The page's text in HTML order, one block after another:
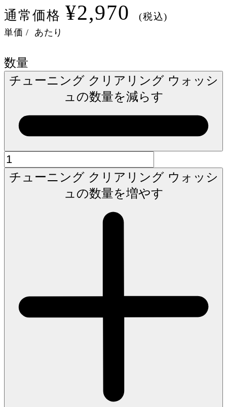
通常価格 ¥2,970 (税込)
単価 / あたり
数量
チューニング クリアリング ウォッシ
ュの数量を減らす
チューニング クリアリング ウォッシ
ュの数量を増やす